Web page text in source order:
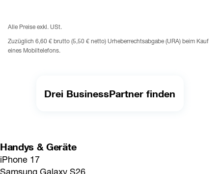
Alle Preise exkl. USt.
Zuzüglich 6,60 € brutto (5,50 € netto) Urheberrechtsabgabe (URA) beim Kauf
eines Mobiltelefons.
Drei BusinessPartner finden
Handys & Geräte
iPhone 17
Samsung Galaxy S26